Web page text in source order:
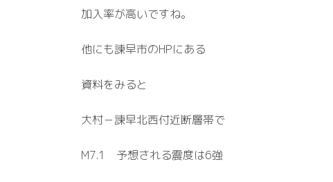
加入率が高いですね。
他にも諫早市のHPにある
資料をみると
大村－諫早北西付近断層帯で
M7.1 予想される震度は6強